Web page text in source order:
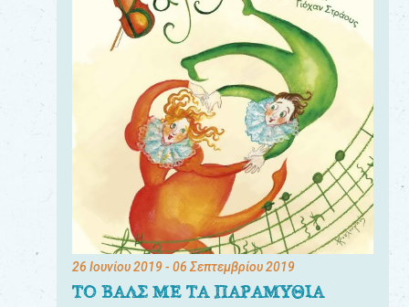
26 Ιουνίου 2019- 06 Σεπτεμβρίου 2019
ΤΟ ΒΑΛΣ ΜΕ ΤΑ ΠΑΡΑΜΥΘΙΑ